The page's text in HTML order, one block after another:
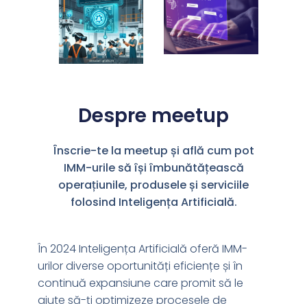
Despre meetup
Înscrie-te la meetup și află cum pot
IMM-urile să își îmbunătățească
operațiunile, produsele și serviciile
folosind Inteligența Artificială.
În 2024 Inteligența Artificială oferă IMM-
urilor diverse oportunități eficiențe și în
continuă expansiune care promit să le
ajute să-ți optimizeze procesele de